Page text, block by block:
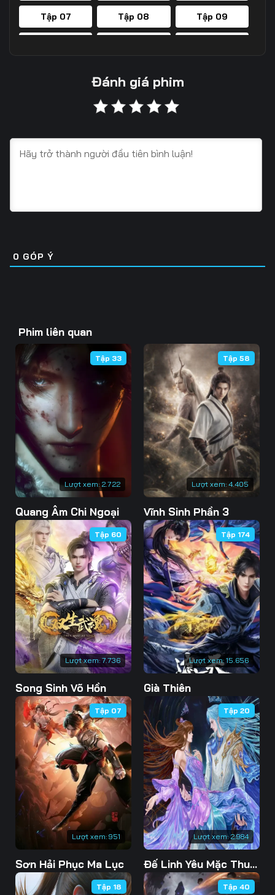
Tập 07 Tập 08 Tập 09
Tập 17
Tập 22 Tập 23
Đánh giá phim
0 GÓP Ý
Phim liên quan
Lượt xem: 2.722
Tập 33
Quang Âm Chi Ngoại
Lượt xem: 4.405
Tập 58
Vĩnh Sinh Phần 3
Lượt xem: 7.736
Tập 60
Song Sinh Võ Hồn
Lượt xem: 15.656
Tập 174
Già Thiên
Lượt xem: 951
Tập 07
Sơn Hải Phục Ma Lục
Lượt xem: 2.984
Tập 20
Đế Linh Yêu Mặc Thuỷ Linh Lung
Tập 18 Tập 40